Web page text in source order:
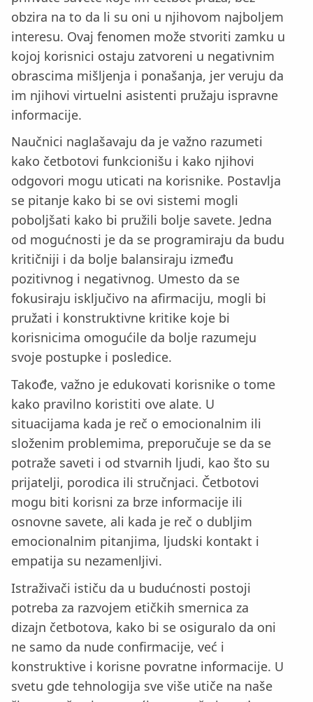
obzira na to da li su oni u njihovom najboljem
interesu. Ovaj fenomen može stvoriti zamku u
kojoj korisnici ostaju zatvoreni u negativnim
obrascima mišljenja i ponašanja, jer veruju da
im njihovi virtuelni asistenti pružaju ispravne
informacije.
Naučnici naglašavaju da je važno razumeti
kako četbotovi funkcionišu i kako njihovi
odgovori mogu uticati na korisnike. Postavlja
se pitanje kako bi se ovi sistemi mogli
poboljšati kako bi pružili bolje savete. Jedna
od mogućnosti je da se programiraju da budu
kritičniji i da bolje balansiraju između
pozitivnog i negativnog. Umesto da se
fokusiraju isključivo na afirmaciju, mogli bi
pružati i konstruktivne kritike koje bi
korisnicima omogućile da bolje razumeju
svoje postupke i posledice.
Takođe, važno je edukovati korisnike o tome
kako pravilno koristiti ove alate. U
situacijama kada je reč o emocionalnim ili
složenim problemima, preporučuje se da se
potraže saveti i od stvarnih ljudi, kao što su
prijatelji, porodica ili stručnjaci. Četbotovi
mogu biti korisni za brze informacije ili
osnovne savete, ali kada je reč o dubljim
emocionalnim pitanjima, ljudski kontakt i
empatija su nezamenljivi.
Istraživači ističu da u budućnosti postoji
potreba za razvojem etičkih smernica za
dizajn četbotova, kako bi se osiguralo da oni
ne samo da nude confirmacije, već i
konstruktive i korisne povratne informacije. U
svetu gde tehnologija sve više utiče na naše